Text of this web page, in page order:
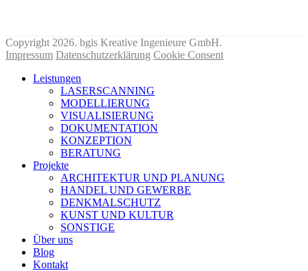
Copyright 2026. bgis Kreative Ingenieure GmbH.
Impressum Datenschutzerklärung Cookie Consent
Leistungen
LASERSCANNING
MODELLIERUNG
VISUALISIERUNG
DOKUMENTATION
KONZEPTION
BERATUNG
Projekte
ARCHITEKTUR UND PLANUNG
HANDEL UND GEWERBE
DENKMALSCHUTZ
KUNST UND KULTUR
SONSTIGE
Über uns
Blog
Kontakt